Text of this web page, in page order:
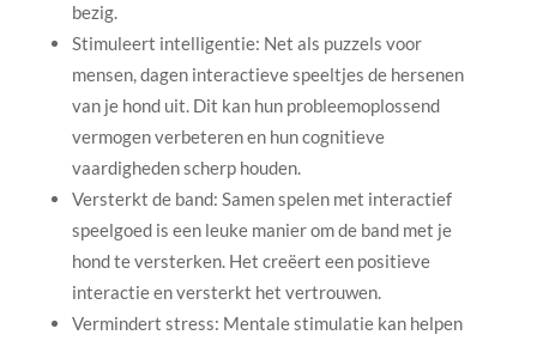
bezig.
Stimuleert intelligentie: Net als puzzels voor
mensen, dagen interactieve speeltjes de hersenen
van je hond uit. Dit kan hun probleemoplossend
vermogen verbeteren en hun cognitieve
vaardigheden scherp houden.
Versterkt de band: Samen spelen met interactief
speelgoed is een leuke manier om de band met je
hond te versterken. Het creëert een positieve
interactie en versterkt het vertrouwen.
Vermindert stress: Mentale stimulatie kan helpen